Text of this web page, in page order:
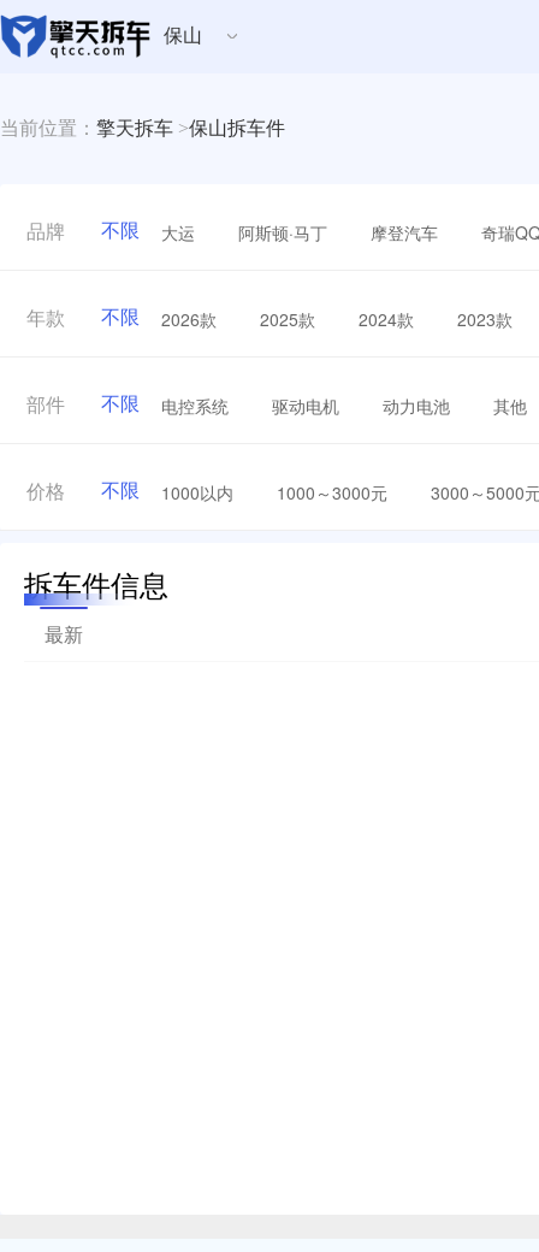
保山
当前位置： 擎天拆车 >保山拆车件
品牌 不限 大运 阿斯顿·马丁 摩登汽车 奇瑞
年款 不限 2026款 2025款 2024款 2023款
部件 不限 电控系统 驱动电机 动力电池 其他
价格 不限 1000以内 1000～3000元 3000～5000
拆车件信息
最新